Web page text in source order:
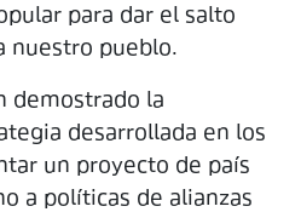
para dar el salto
nuestro pueblo.
demostrado la
desarrollada en los
un proyecto de país
a políticas de alianzas